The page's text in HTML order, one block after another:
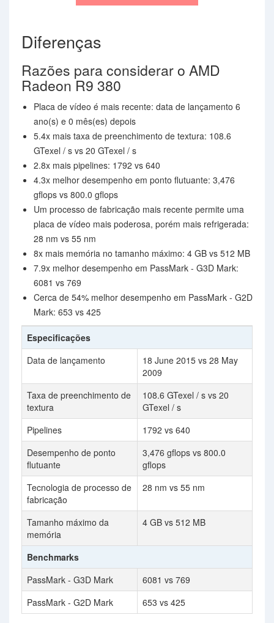
Diferenças
Razões para considerar o AMD
Radeon R9 380
Placa de vídeo é mais recente: data de lançamento 6
ano(s) e 0 mês(es) depois
5.4x mais taxa de preenchimento de textura: 108.6
GTexel / s vs 20 GTexel / s
2.8x mais pipelines: 1792 vs 640
4.3x melhor desempenho em ponto flutuante: 3,476
gflops vs 800.0 gflops
Um processo de fabricação mais recente permite uma
placa de vídeo mais poderosa, porém mais refrigerada:
28 nm vs 55 nm
8x mais memória no tamanho máximo: 4 GB vs 512 MB
7.9x melhor desempenho em PassMark - G3D Mark:
6081 vs 769
Cerca de 54% melhor desempenho em PassMark - G2D
Mark: 653 vs 425
Especificações
Data de lançamento
18 June 2015 vs 28 May
2009
Taxa de preenchimento de
textura
108.6 GTexel / s vs 20
GTexel / s
Pipelines
1792 vs 640
Desempenho de ponto
flutuante
3,476 gflops vs 800.0
gflops
Tecnologia de processo de
fabricação
28 nm vs 55 nm
Tamanho máximo da
memória
4 GB vs 512 MB
Benchmarks
PassMark - G3D Mark
6081 vs 769
PassMark - G2D Mark
653 vs 425